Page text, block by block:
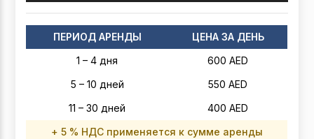
ПЕРИОД АРЕНДЫ
ЦЕНА ЗА ДЕНЬ
1 – 4 дня
600 AED
5 – 10 дней
550 AED
11 – 30 дней
400 AED
+ 5 % НДС применяется к сумме аренды